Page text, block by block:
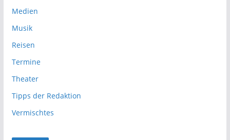
Medien
Musik
Reisen
Termine
Theater
Tipps der Redaktion
Vermischtes